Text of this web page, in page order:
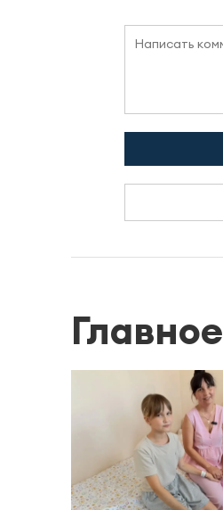
Главное